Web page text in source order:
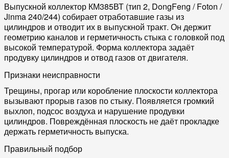
Выпускной коллектор КМ385ВТ (тип 2, DongFeng / Foton /
Jinma 240/244) собирает отработавшие газы из
цилиндров и отводит их в выпускной тракт. Он держит
геометрию каналов и герметичность стыка с головкой под
высокой температурой. Форма коллектора задаёт
продувку цилиндров и отвод газов от двигателя.
Признаки неисправности
Трещины, прогар или коробление плоскости коллектора
вызывают прорыв газов по стыку. Появляется громкий
выхлоп, подсос воздуха и нарушение продувки
цилиндров. Повреждённая плоскость не даёт прокладке
держать герметичность выпуска.
Правильный подбор